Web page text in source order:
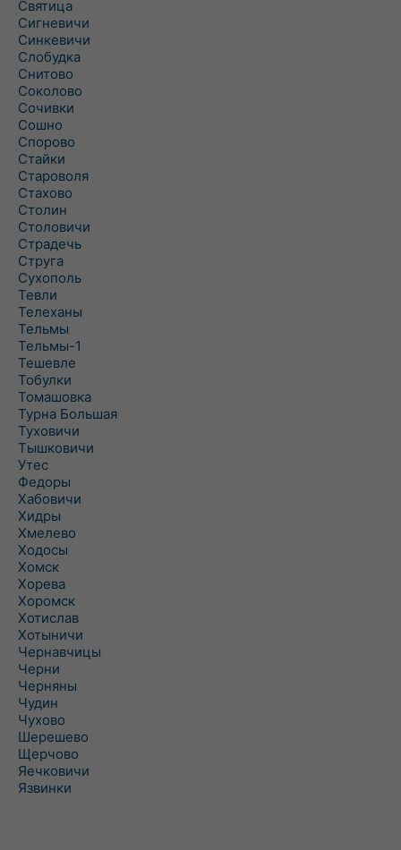
Святица
Сигневичи
Синкевичи
Слобудка
Снитово
Соколово
Сочивки
Сошно
Спорово
Стайки
Староволя
Стахово
Столин
Столовичи
Страдечь
Струга
Сухополь
Тевли
Телеханы
Тельмы
Тельмы-1
Тешевле
Тобулки
Томашовка
Турна Большая
Туховичи
Тышковичи
Утес
Федоры
Хабовичи
Хидры
Хмелево
Ходосы
Хомск
Хорева
Хоромск
Хотислав
Хотыничи
Чернавчицы
Черни
Черняны
Чудин
Чухово
Шерешево
Щерчово
Яечковичи
Язвинки